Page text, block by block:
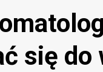
się do